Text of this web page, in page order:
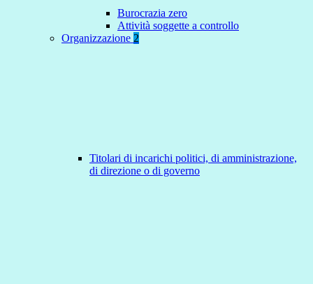
Burocrazia zero
Attività soggette a controllo
Organizzazione 2
Titolari di incarichi politici, di amministrazione,
di direzione o di governo